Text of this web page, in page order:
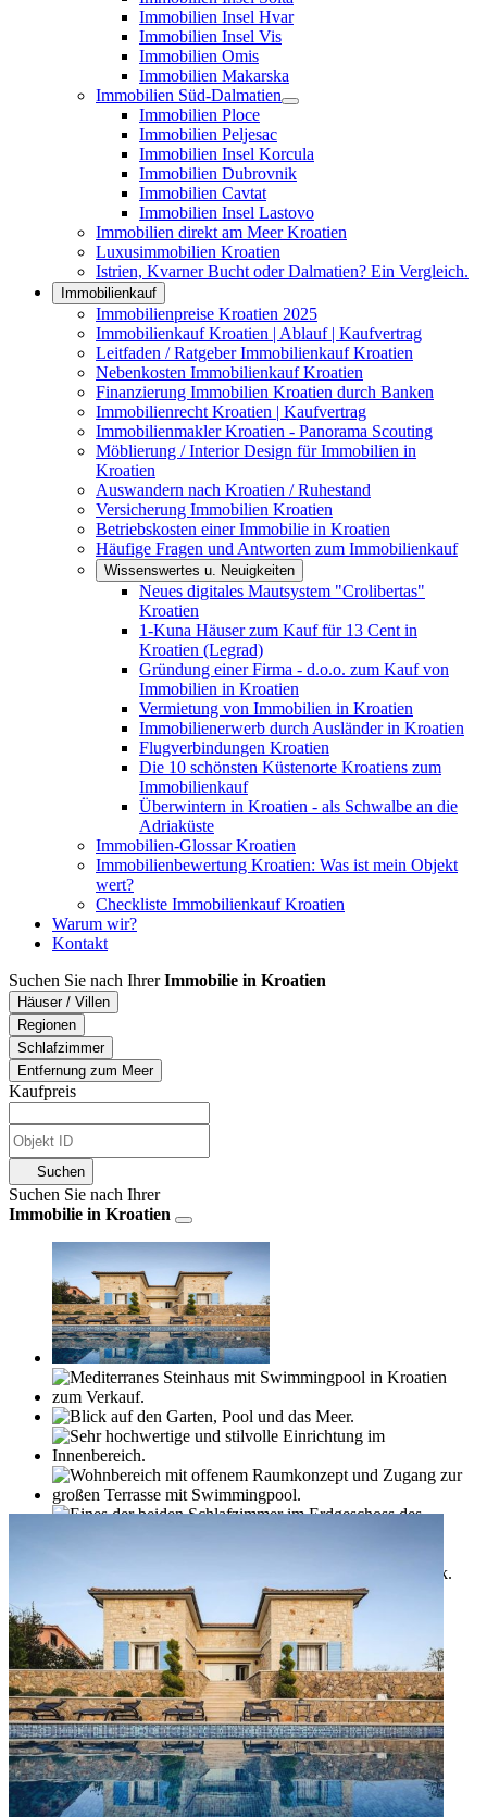
Immobilien Insel Hvar
Immobilien Insel Vis
Immobilien Omis
Immobilien Makarska
Immobilien Süd-Dalmatien
Immobilien Ploce
Immobilien Peljesac
Immobilien Insel Korcula
Immobilien Dubrovnik
Immobilien Cavtat
Immobilien Insel Lastovo
Immobilien direkt am Meer Kroatien
Luxusimmobilien Kroatien
Istrien, Kvarner Bucht oder Dalmatien? Ein Vergleich.
Immobilienkauf
Immobilienpreise Kroatien 2025
Immobilienkauf Kroatien | Ablauf | Kaufvertrag
Leitfaden / Ratgeber Immobilienkauf Kroatien
Nebenkosten Immobilienkauf Kroatien
Finanzierung Immobilien Kroatien durch Banken
Immobilienrecht Kroatien | Kaufvertrag
Immobilienmakler Kroatien - Panorama Scouting
Möblierung / Interior Design für Immobilien in
Kroatien
Auswandern nach Kroatien / Ruhestand
Versicherung Immobilien Kroatien
Betriebskosten einer Immobilie in Kroatien
Häufige Fragen und Antworten zum Immobilienkauf
Wissenswertes u. Neuigkeiten
Neues digitales Mautsystem "Crolibertas"
Kroatien
1-Kuna Häuser zum Kauf für 13 Cent in
Kroatien (Legrad)
Gründung einer Firma - d.o.o. zum Kauf von
Immobilien in Kroatien
Vermietung von Immobilien in Kroatien
Immobilienerwerb durch Ausländer in Kroatien
Flugverbindungen Kroatien
Die 10 schönsten Küstenorte Kroatiens zum
Immobilienkauf
Überwintern in Kroatien - als Schwalbe an die
Adriaküste
Immobilien-Glossar Kroatien
Immobilienbewertung Kroatien: Was ist mein Objekt
wert?
Checkliste Immobilienkauf Kroatien
Warum wir?
Kontakt
Suchen Sie nach IhrerImmobilie in Kroatien
Häuser / Villen
Regionen
Schlafzimmer
Entfernung zum Meer
Kaufpreis
Suchen
Suchen Sie nach Ihrer
Immobilie in Kroatien